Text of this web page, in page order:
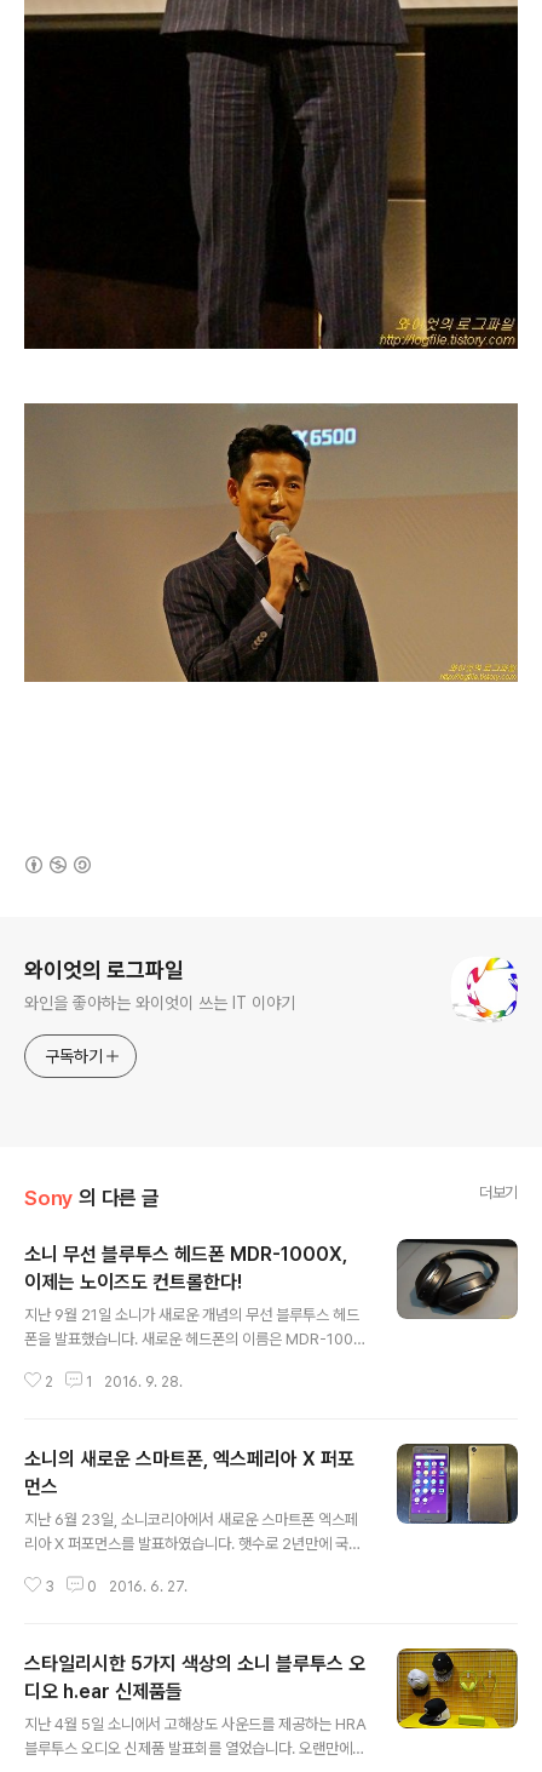
와이엇의 로그파일
와인을 좋아하는 와이엇이 쓰는 IT 이야기
구독하기
Sony 의 다른 글 더보기
소니 무선 블루투스 헤드폰 MDR-1000X,
이제는 노이즈도 컨트롤한다!
지난 9월 21일 소니가 새로운 개념의 무선 블루투스 헤드
폰을 발표했습니다. 새로운 헤드폰의 이름은 MDR-1000
폰입니다. 그런데, 소니는 이 헤드폰의 노이즈 차단 기능을
처음에는 무슨 뜻인지 이해하기 어려웠는데 제품을 착용해
서 사용해 보니 그 의미를 알겠더군요. 그동안 헤드폰은 소
리에 집중하기 위해 외부의 소음을 차단시키는데 중점을
두었습니다. 불필요한 외부의 소음이 사용자의 귀에 들어
제대로 들을 수 있기 때문이지요. 이는 지극히 당연하고 옳
2 1 2016. 9. 28.
소니의 새로운 스마트폰, 엑스페리아 X 퍼포
먼스
지난 6월 23일, 소니코리아에서 새로운 스마트폰 엑스페
리아 X 퍼포먼스를 발표하였습니다. 햇수로 2년만에 국내
표 장소에 찾아 갔네요. 일단 외형을 먼저 살펴보면 소니 특
도록 처리했고 부드럽게 이어지는 모서리의 곡면 글래스와
군더더기 없고 깔끔한 마감은 견고한 메탈 소재와 잘 어울
리는 것 같더군요. 부드럽고 심플한 디자인은 직접 잡아보
면 더 확실하게 느낄수 있습니다. 제품 어디를 잡아도 편안
한 느낌을 주는 그립감은 최근 만져본 스마트폰 중에서 최
3 0 2016. 6. 27.
스타일리시한 5가지 색상의 소니 블루투스 오
디오 h.ear 신제품들
지난 4월 5일 소니에서 고해상도 사운드를 제공하는 HRA
블루투스 오디오 신제품 발표회를 열었습니다. 오랜만에